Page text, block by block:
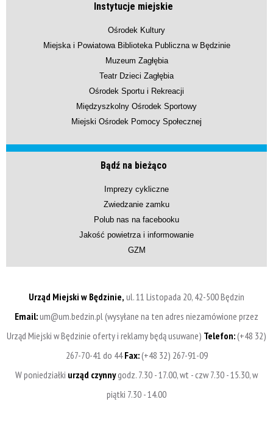
Instytucje miejskie
Ośrodek Kultury
Miejska i Powiatowa Biblioteka Publiczna w Będzinie
Muzeum Zagłębia
Teatr Dzieci Zagłębia
Ośrodek Sportu i Rekreacji
Międzyszkolny Ośrodek Sportowy
Miejski Ośrodek Pomocy Społecznej
Bądź na bieżąco
Imprezy cykliczne
Zwiedzanie zamku
Polub nas na facebooku
Jakość powietrza i informowanie
GZM
Urząd Miejski w Będzinie, ul. 11 Listopada 20, 42-500 Będzin
Email:um@um.bedzin.pl (wysyłane na ten adres niezamówione przez
Urząd Miejski w Będzinie oferty i reklamy będą usuwane) Telefon:(+48 32)
267-70-41 do 44Fax:(+48 32) 267-91-09
W poniedziałki urząd czynnygodz. 7.30 - 17.00, wt - czw 7.30 - 15.30, w
piątki 7.30 - 14.00